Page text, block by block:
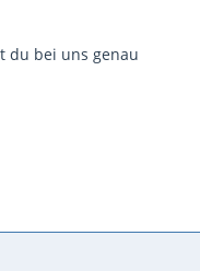
du bei uns genau